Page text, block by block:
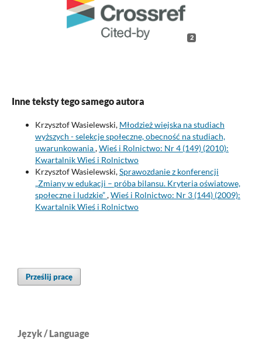
2
Inne teksty tego samego autora
Krzysztof Wasielewski, Młodzież wiejska na studiach
wyższych - selekcje społeczne, obecność na studiach,
uwarunkowania,Wieś i Rolnictwo: Nr 4 (149) (2010):
Kwartalnik Wieś i Rolnictwo
Krzysztof Wasielewski,Sprawozdanie z konferencji
„Zmiany w edukacji – próba bilansu. Kryteria oświatowe,
społeczne i ludzkie”,Wieś i Rolnictwo: Nr 3 (144) (2009):
Kwartalnik Wieś i Rolnictwo
Prześlij pracę
Język / Language